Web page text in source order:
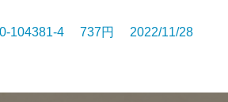
104381-4 737円 2022/11/28